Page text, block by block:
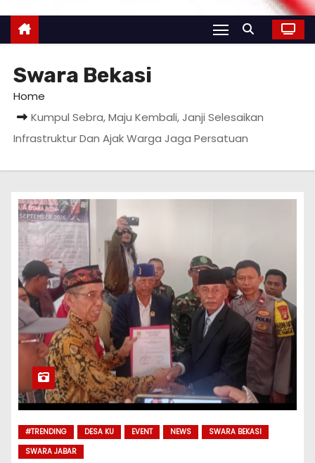
Swara Bekasi
Home
Kumpul Sebra, Maju Kembali, Janji Selesaikan
Infrastruktur Dan Ajak Warga Jaga Persatuan
#TRENDING DESA KU EVENT NEWS
SWARA BEKASI
SWARA JABAR